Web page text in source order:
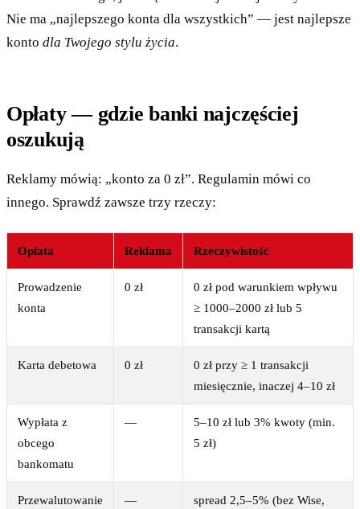
Nie ma „najlepszego konta dla wszystkich” — jest najlepsze
konto dla Twojego stylu życia.
Opłaty — gdzie banki najczęściej
oszukują
Reklamy mówią: „konto za 0 zł”. Regulamin mówi co
innego. Sprawdź zawsze trzy rzeczy:
Opłata Reklama Rzeczywistość
Prowadzenie
konta
0 zł
0 zł pod warunkiem wpływu
≥ 1000–2000 zł lub 5
transakcji kartą
Karta debetowa 0 zł
0 zł przy ≥ 1 transakcji
miesięcznie, inaczej 4–10 zł
Wypłata z
obcego
bankomatu
—
5–10 zł lub 3% kwoty (min.
5 zł)
Przewalutowanie
—
spread 2,5–5% (bez Wise,